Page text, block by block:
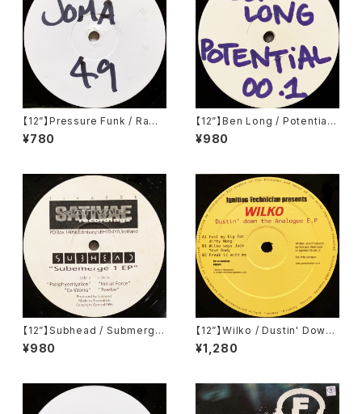
【12”】Pressure Funk / Raw
Spirit (Soma Quality Recor
dings) (SOMA 49)
¥780
【12”】Ben Long / Potential
001 (Potential) (POT001)
¥980
【12”】Subhead / Submerge
1 EP (Sativae Recordings)
(tiva006)
¥980
【12”】Wilko / Dustin' Down
The Analogue E.P (Ignition
Records) (IGT 010)
¥1,280